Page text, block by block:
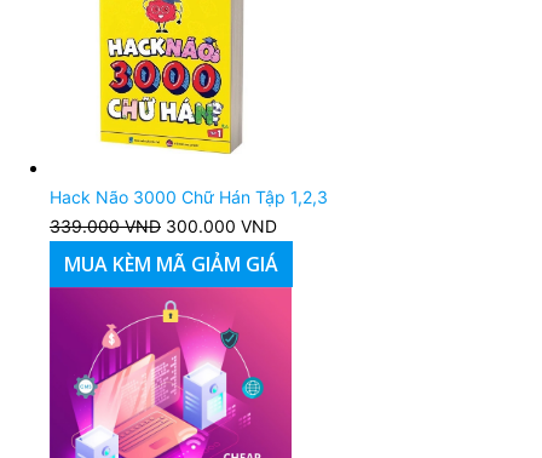
Hack Não 3000 Chữ Hán Tập 1,2,3
339.000VND Giá
gốc
là:
339.000 VND.
300.000 VND
tại
MUA KÈM MÃ GIẢM GIÁ